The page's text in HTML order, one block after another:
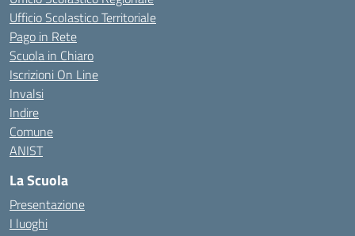
Ufficio Scolastico Territoriale
Pago in Rete
Scuola in Chiaro
Iscrizioni On Line
Invalsi
Indire
Comune
ANIST
La Scuola
Presentazione
I luoghi